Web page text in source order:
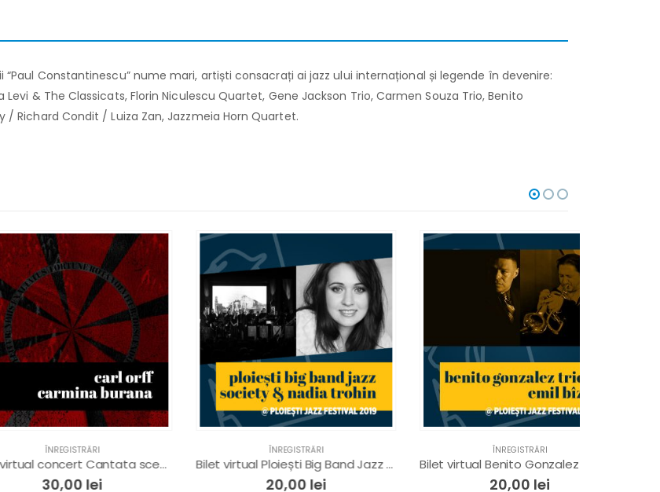
“Paul Constantinescu” nume mari, artiști consacrați ai jazz ului internațional și legende în devenire:
& The Classicats, Florin Niculescu Quartet, Gene Jackson Trio, Carmen Souza Trio, Benito
/ Richard Condit / Luiza Zan, Jazzmeia Horn Quartet.
Bilet virtual concert Cantata scenică Carmina Burana de Carl Orff
lei
ÎNREGISTRĂRI
Bilet virtual Ploiești Big Band Jazz Society feat. Nadia Trohin @ Ploiești Jazz Festival 2019
lei
ÎNREGISTRĂRI
Bilet virtual Benito Gonzalez Trio & Emil Bîzgă @ Ploiești Jazz Festival 2018
lei